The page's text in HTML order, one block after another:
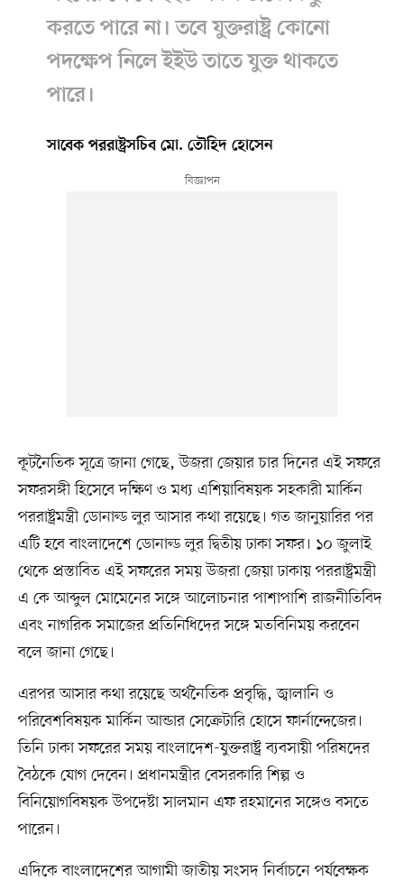
করতে পারে না। তবে যুক্তরাষ্ট্র কোনো
পদক্ষেপ নিলে ইইউ তাতে যুক্ত থাকতে
পারে।
সাবেক পররাষ্ট্রসচিব মো. তৌহিদ হোসেন
কূটনৈতিক সূত্রে জানা গেছে, উজরা জেয়ার চার দিনের এই সফরে
সফরসঙ্গী হিসেবে দক্ষিণ ও মধ্য এশিয়াবিষয়ক সহকারী মার্কিন
পররাষ্ট্রমন্ত্রী ডোনাল্ড লুর আসার কথা রয়েছে। গত জানুয়ারির পর
এটি হবে বাংলাদেশে ডোনাল্ড লুর দ্বিতীয় ঢাকা সফর। ১০ জুলাই
থেকে প্রস্তাবিত এই সফরের সময় উজরা জেয়া ঢাকায় পররাষ্ট্রমন্ত্রী
এ কে আব্দুল মোমেনের সঙ্গে আলোচনার পাশাপাশি রাজনীতিবিদ
এবং নাগরিক সমাজের প্রতিনিধিদের সঙ্গে মতবিনিময় করবেন
বলে জানা গেছে।
এরপর আসার কথা রয়েছে অর্থনৈতিক প্রবৃদ্ধি, জ্বালানি ও
পরিবেশবিষয়ক মার্কিন আন্ডার সেক্রেটারি হোসে ফার্নান্দেজের।
তিনি ঢাকা সফরের সময় বাংলাদেশ-যুক্তরাষ্ট্র ব্যবসায়ী পরিষদের
বৈঠকে যোগ দেবেন। প্রধানমন্ত্রীর বেসরকারি শিল্প ও
বিনিয়োগবিষয়ক উপদেষ্টা সালমান এফ রহমানের সঙ্গেও বসতে
পারেন।
এদিকে বাংলাদেশের আগামী জাতীয় সংসদ নির্বাচনে পর্যবেক্ষক